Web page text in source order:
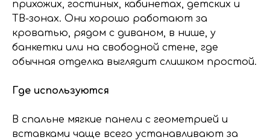
прихожих, гостиных, кабинетах, детских и
ТВ-зонах. Они хорошо работают за
кроватью, рядом с диваном, в нише, у
банкетки или на свободной стене, где
обычная отделка выглядит слишком простой.
Где используются
В спальне мягкие панели с геометрией и
вставками чаще всего устанавливают за